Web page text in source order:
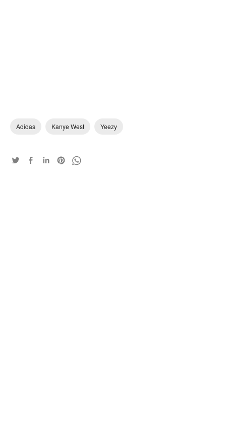
Adidas Kanye West Yeezy